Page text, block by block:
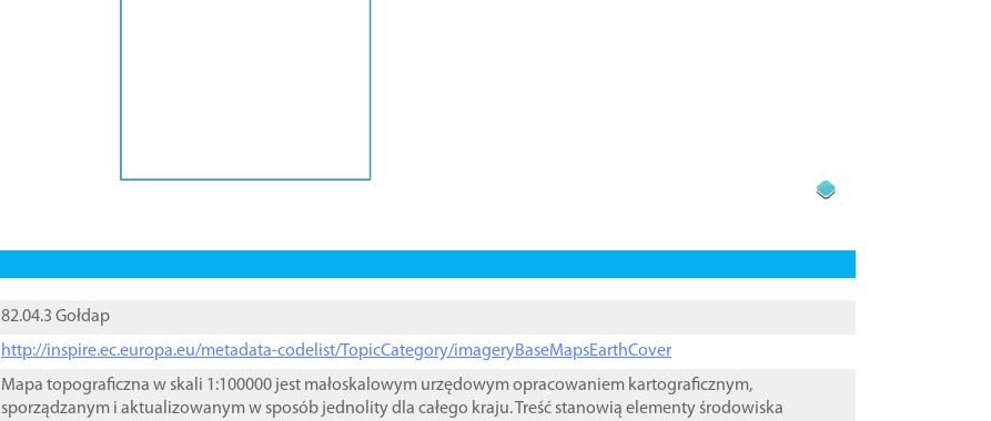
82.04.3 Gołdap
http://inspire.ec.europa.eu/metadata-codelist/TopicCategory/imageryBaseMapsEarthCover
Mapa topograficzna w skali 1:100000 jest małoskalowym urzędowym opracowaniem kartograficznym,
sporządzanym i aktualizowanym w sposób jednolity dla całego kraju. Treść stanowią elementy środowiska